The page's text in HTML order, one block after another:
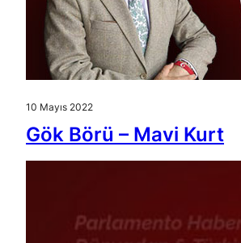
10 Mayıs 2022
Gök Börü – Mavi Kurt